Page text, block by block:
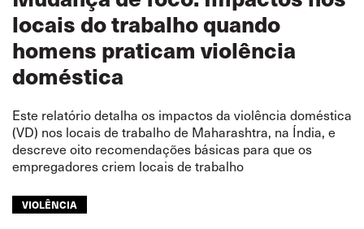
locais do trabalho quando
homens praticam violência
doméstica
Este relatório detalha os impactos da violência doméstica
(VD) nos locais de trabalho de Maharashtra, na Índia, e
descreve oito recomendações básicas para que os
empregadores criem locais de trabalho
VIOLÊNCIA